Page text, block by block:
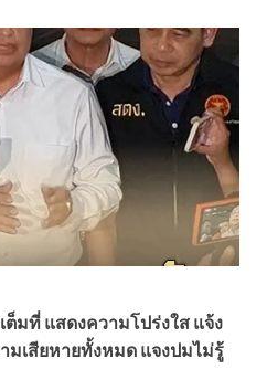
ต็มที่ แสดงความโปร่งใส แจ้ง
มเสียหายทั้งหมด แจงปมไม่รู้